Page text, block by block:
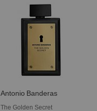
Antonio Banderas
The Golden Secret